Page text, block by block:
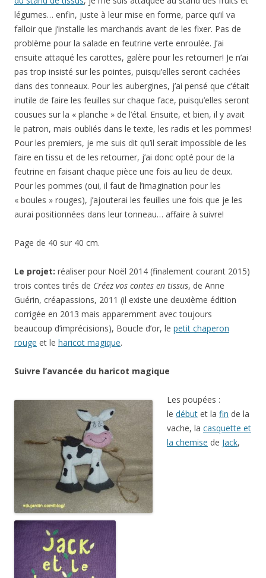
légumes… enfin, juste à leur mise en forme, parce qu’il va
falloir que j’installe les marchands avant de les fixer. Pas de
problème pour la salade en feutrine verte enroulée. J’ai
ensuite attaqué les carottes, galère pour les retourner! Je n’ai
pas trop insisté sur les pointes, puisqu’elles seront cachées
dans des tonneaux. Pour les aubergines, j’ai pensé que c’était
inutile de faire les feuilles sur chaque face, puisqu’elles seront
cousues sur la « planche » de l’étal. Ensuite, et bien, il y avait
le patron, mais oubliés dans le texte, les radis et les pommes!
Pour les premiers, je me suis dit qu’il serait impossible de les
faire en tissu et de les retourner, j’ai donc opté pour de la
feutrine en faisant chaque pièce une fois au lieu de deux.
Pour les pommes (oui, il faut de l’imagination pour les
« boules » rouges), j’ajouterai les feuilles une fois que je les
aurai positionnées dans leur tonneau… affaire à suivre!
Page de 40 sur 40 cm.
Le projet: réaliser pour Noël 2014 (finalement courant 2015)
trois contes tirés de Créez vos contes en tissus, de Anne
Guérin, créapassions, 2011 (il existe une deuxième édition
corrigée en 2013 mais apparemment avec toujours
beaucoup d’imprécisions), Boucle d’or, le petit chaperon
rouge et le haricot magique.
Suivre l’avancée du haricot magique
Les poupées :
le début et la fin de la
vache, la casquette et
la chemise de Jack,